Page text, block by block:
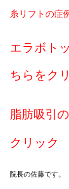
糸リフトの症
エラボト
ちらをク
脂肪吸引
クリック
院長の佐藤です。